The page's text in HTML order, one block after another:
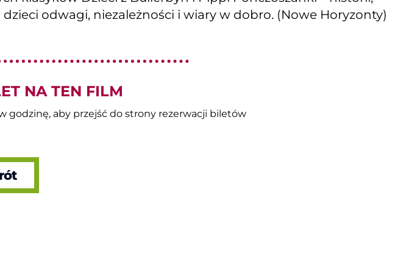
odwagi, niezależności i wiary w dobro. (Nowe Horyzonty)
NA TEN FILM
godzinę, aby przejść do strony rezerwacji biletów